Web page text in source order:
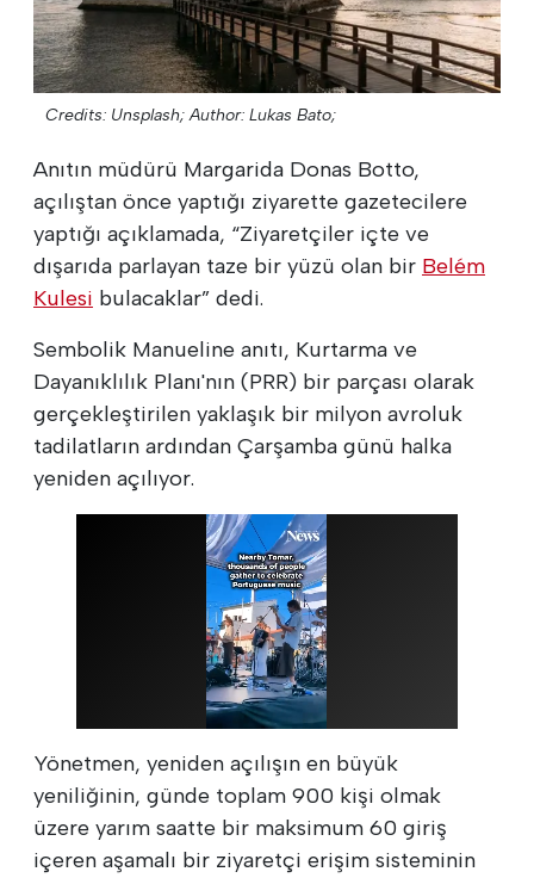
Credits: Unsplash; Author: Lukas Bato;
Anıtın müdürü Margarida Donas Botto,
açılıştan önce yaptığı ziyarette gazetecilere
yaptığı açıklamada, “Ziyaretçiler içte ve
dışarıda parlayan taze bir yüzü olan bir Belém
Kulesi bulacaklar” dedi.
Sembolik Manueline anıtı, Kurtarma ve
Dayanıklılık Planı'nın (PRR) bir parçası olarak
gerçekleştirilen yaklaşık bir milyon avroluk
tadilatların ardından Çarşamba günü halka
yeniden açılıyor.
Yönetmen, yeniden açılışın en büyük
yeniliğinin, günde toplam 900 kişi olmak
üzere yarım saatte bir maksimum 60 giriş
içeren aşamalı bir ziyaretçi erişim sisteminin